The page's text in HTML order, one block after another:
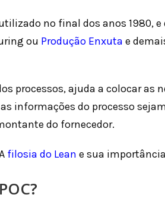
no final dos anos 1980,
ou Produção Enxuta e
processos, ajuda a colocar as
informações do processo
do fornecedor.
filosia do Lean e sua